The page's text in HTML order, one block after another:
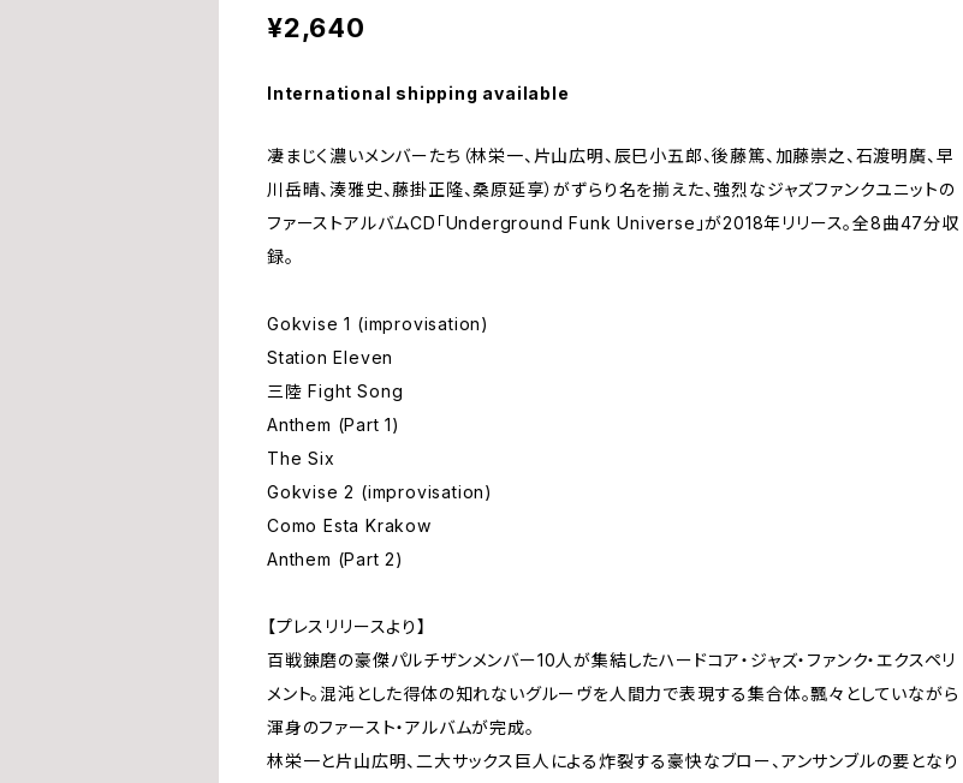
¥2,640
International shipping available
凄まじく濃いメンバーたち（林栄一、片山広明、辰巳小五郎、後藤篤、加藤崇之、石渡明廣、早
川岳晴、湊雅史、藤掛正隆、桑原延享）がずらり名を揃えた、強烈なジャズファンクユニットの
ファーストアルバムCD「Underground Funk Universe」が2018年リリース。全8曲47分収
録。
Gokvise 1 (improvisation)
Station Eleven
三陸 Fight Song
Anthem (Part 1)
The Six
Gokvise 2 (improvisation)
Como Esta Krakow
Anthem (Part 2)
【プレスリリースより】
百戦錬磨の豪傑パルチザンメンバー10人が集結したハードコア・ジャズ・ファンク・エクスペリ
メント。混沌とした得体の知れないグルーヴを人間力で表現する集合体。飄々としていながら
渾身のファースト・アルバムが完成。
林栄一と片山広明、二大サックス巨人による炸裂する豪快なブロー、アンサンブルの要となり